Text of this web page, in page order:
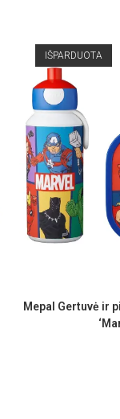
IŠPARDUOTA
Mepal Gertuvė ir